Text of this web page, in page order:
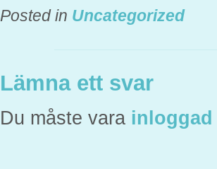
Posted in Uncategorized
Lämna ett svar
Du måste vara inloggad